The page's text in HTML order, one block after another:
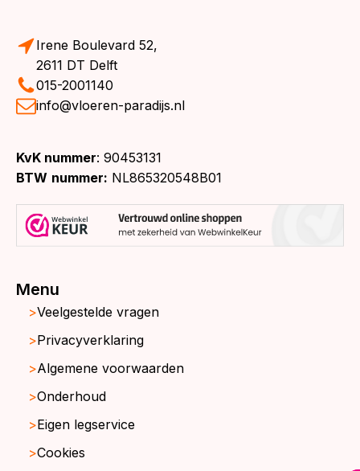
Irene Boulevard 52,
2611 DT Delft
015-2001140
info@vloeren-paradijs.nl
KvK nummer: 90453131
BTW nummer: NL865320548B01
Menu
Veelgestelde vragen
Privacyverklaring
Algemene voorwaarden
Onderhoud
Eigen legservice
Cookies